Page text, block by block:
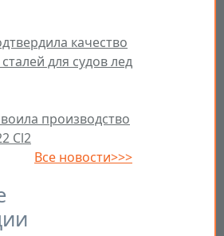
качество
для судов лед
производство
Cl2
Все новости>>>